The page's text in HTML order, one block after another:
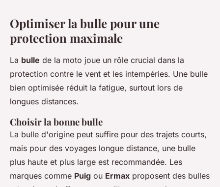
Optimiser la bulle pour une
protection maximale
La bulle de la moto joue un rôle crucial dans la
protection contre le vent et les intempéries. Une bulle
bien optimisée réduit la fatigue, surtout lors de
longues distances.
Choisir la bonne bulle
La bulle d'origine peut suffire pour des trajets courts,
mais pour des voyages longue distance, une bulle
plus haute et plus large est recommandée. Les
marques comme Puig ou Ermax proposent des bulles